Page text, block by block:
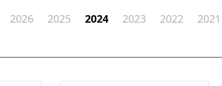
2026 2025 2024 2023 2022 2021